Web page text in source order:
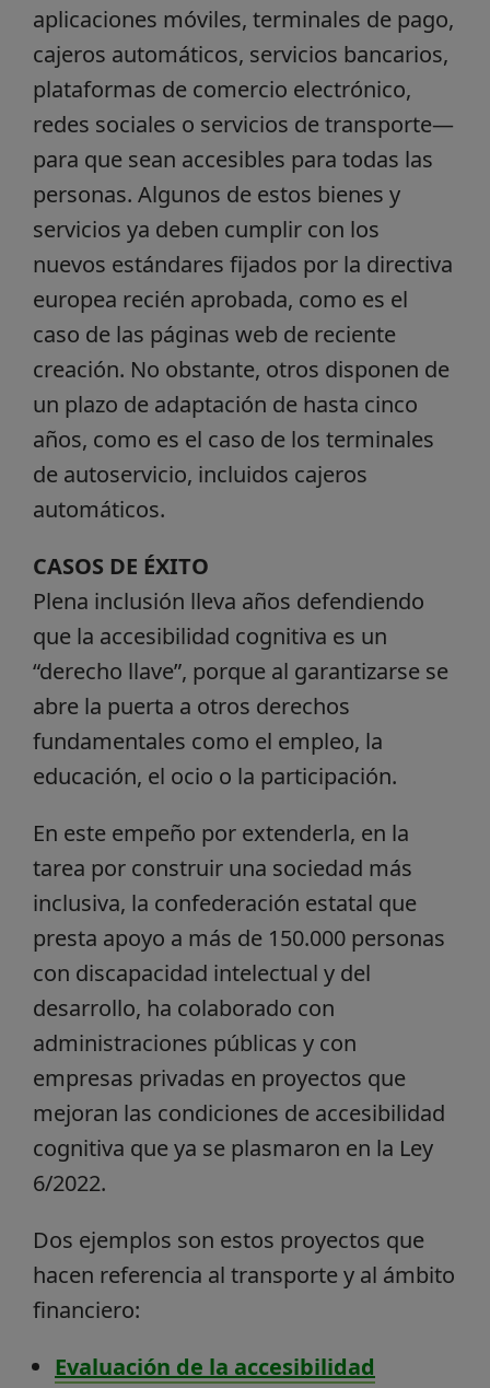
aplicaciones móviles, terminales de pago,
cajeros automáticos, servicios bancarios,
plataformas de comercio electrónico,
redes sociales o servicios de transporte—
para que sean accesibles para todas las
personas. Algunos de estos bienes y
servicios ya deben cumplir con los
nuevos estándares fijados por la directiva
europea recién aprobada, como es el
caso de las páginas web de reciente
creación. No obstante, otros disponen de
un plazo de adaptación de hasta cinco
años, como es el caso de los terminales
de autoservicio, incluidos cajeros
automáticos.
CASOS DE ÉXITO
Plena inclusión lleva años defendiendo
que la accesibilidad cognitiva es un
“derecho llave”, porque al garantizarse se
abre la puerta a otros derechos
fundamentales como el empleo, la
educación, el ocio o la participación.
En este empeño por extenderla, en la
tarea por construir una sociedad más
inclusiva, la confederación estatal que
presta apoyo a más de 150.000 personas
con discapacidad intelectual y del
desarrollo, ha colaborado con
administraciones públicas y con
empresas privadas en proyectos que
mejoran las condiciones de accesibilidad
cognitiva que ya se plasmaron en la Ley
6/2022.
Dos ejemplos son estos proyectos que
hacen referencia al transporte y al ámbito
financiero:
Evaluación de la accesibilidad